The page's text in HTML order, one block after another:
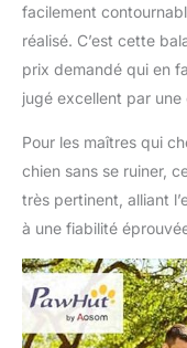
facilement
réalisé. C’est cette
prix demandé qui en
jugé excellent par
Pour les maîtres qui
chien sans se ruiner,
très pertinent, alliant
à une fiabilité